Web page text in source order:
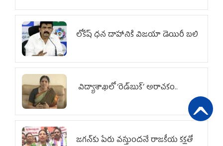
లోకేష్ ధ‌న దాహానికి విజ‌యా డెయిరీ బ‌లి
విద్యాశాఖలో ‘రెడ్‌బుక్’ అరాచకం..
జగన్‌కు పేరు వస్తుందనే రాజకీయ కక్షతో